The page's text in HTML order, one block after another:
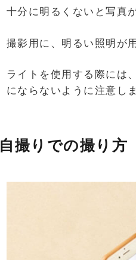
十分に明るくないと写真
撮影用に、明るい照明が
ライトを使用する際には
にならないように注意し
自撮りでの撮り方